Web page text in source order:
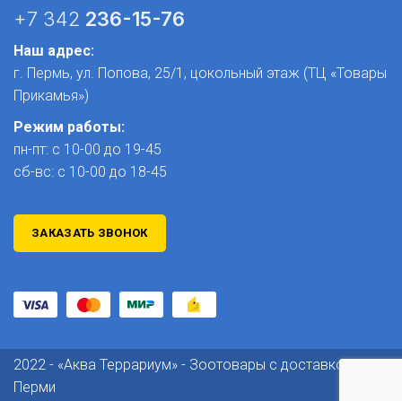
+7 342 236-15-76
Наш адрес:
г. Пермь, ул. Попова, 25/1​, цокольный этаж (ТЦ «Товары
Прикамья»)
Режим работы:
пн-пт: с 10-00 до 19-45
сб-вс: с 10-00 до 18-45
ЗАКАЗАТЬ ЗВОНОК
2022 - «Аква Террариум» - Зоотовары с доставкой по
Перми